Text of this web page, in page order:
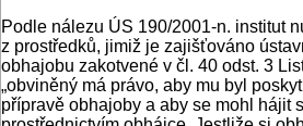
Podle nálezu ÚS 190/2001-n. institut
z prostředků, jimiž je zajišťováno
obhajobu zakotvené v čl. 40 odst. 3
„obviněný má právo, aby mu byl
přípravě obhajoby a aby se mohl hájit